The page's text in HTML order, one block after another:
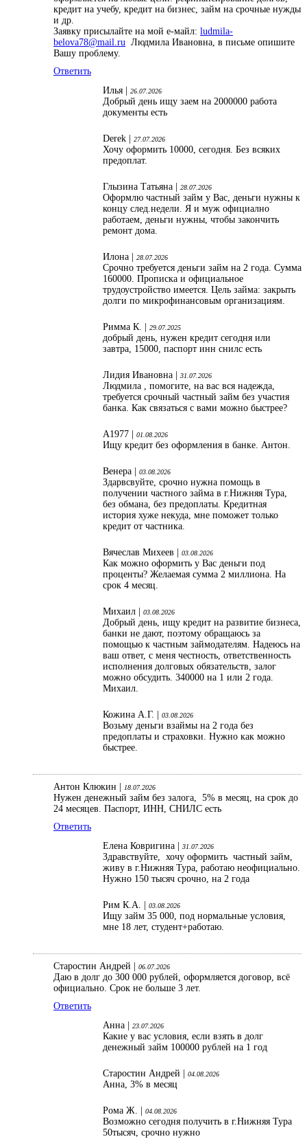
кредит на учебу, кредит на бизнес, займ на срочные нужды
и др.
Заявку присылайте на мой е-майл: ludmila-
belova78@mail.ru Людмила Ивановна, в письме опишите
Вашу проблему.
Ответить
Илья |
26.07.2026
Добрый день ищу заем на 2000000 работа
документы есть
Derek | 27.07.2026
Хочу оформить 10000, сегодня. Без всяких
предоплат.
Глызина Татьяна | 28.07.2026
Оформлю частный займ у Вас, деньги нужны к
концу след.недели. Я и муж официално
работаем, деньги нужны, чтобы закончить
ремонт дома.
Илона | 28.07.2026
Срочно требуется деньги займ на 2 года. Сумма
160000. Прописка и официальное
трудоустройство имеется. Цель займа: закрыть
долги по микрофинансовым организациям.
Римма К. | 29.07.2025
добрый день, нужен кредит сегодня или
завтра, 15000, паспорт инн снилс есть
Лидия Ивановна | 31.07.2026
Людмила , помогите, на вас вся надежда,
требуется срочный частный займ без участия
банка. Как связаться с вами можно быстрее?
А1977 | 01.08.2026
Ищу кредит без оформления в банке. Антон.
Венера | 03.08.2026
Здарвсвуйте, срочно нужна помощь в
получении частного займа в г.Нижняя Тура,
без обмана, без предоплаты. Кредитная
история хуже некуда, мне поможет только
кредит от частника.
Вячеслав Михеев | 03.08.2026
Как можно оформить у Вас деньги под
проценты? Желаемая сумма 2 миллиона. На
срок 4 месяц.
Михаил | 03.08.2026
Добрый день, ищу кредит на развитие бизнеса,
банки не дают, поэтому обращаюсь за
помощью к частным займодателям. Надеюсь на
ваш ответ, с меня честность, ответственность
исполнения долговых обязательств, залог
можно обсудить. 340000 на 1 или 2 года.
Михаил.
Кожина А.Г. | 03.08.2026
Возьму деньги взаймы на 2 года без
предоплаты и страховки. Нужно как можно
быстрее.
Антон Клюкин | 18.07.2026
Нужен денежный займ без залога, 5% в месяц, на срок до
24 месяцев. Паспорт, ИНН, СНИЛС есть
Ответить
Елена Ковригина |
31.07.2026
Здравствуйте, хочу оформить частный займ,
живу в г.Нижняя Тура, работаю неофициально.
Нужно 150 тысяч срочно, на 2 года
Рим К.А. | 03.08.2026
Ищу займ 35 000, под нормальные условия,
мне 18 лет, студент+работаю.
Старостин Андрей | 06.07.2026
Даю в долг до 300 000 рублей, оформляется договор, всё
официально. Срок не больше 3 лет.
Ответить
Анна |
23.07.2026
Какие у вас условия, если взять в долг
денежный займ 100000 рублей на 1 год
Старостин Андрей | 04.08.2026
Анна, 3% в месяц
Рома Ж. | 04.08.2026
Возможно сегодня получить в г.Нижняя Тура
50тысяч, срочно нужно